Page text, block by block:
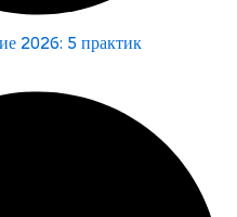
2026: 5 практик